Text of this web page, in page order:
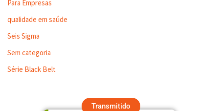
Para Empresas
qualidade em saúde
Seis Sigma
Sem categoria
Série Black Belt
Transmitido